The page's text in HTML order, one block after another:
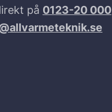
på 0123-20 000